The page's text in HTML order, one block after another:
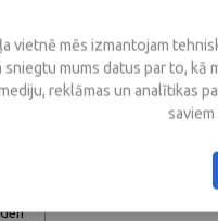
Atsauksmes
vietnē mēs izmantojam
sniegtu mums datus par to, kā
reklāmas un analītikas